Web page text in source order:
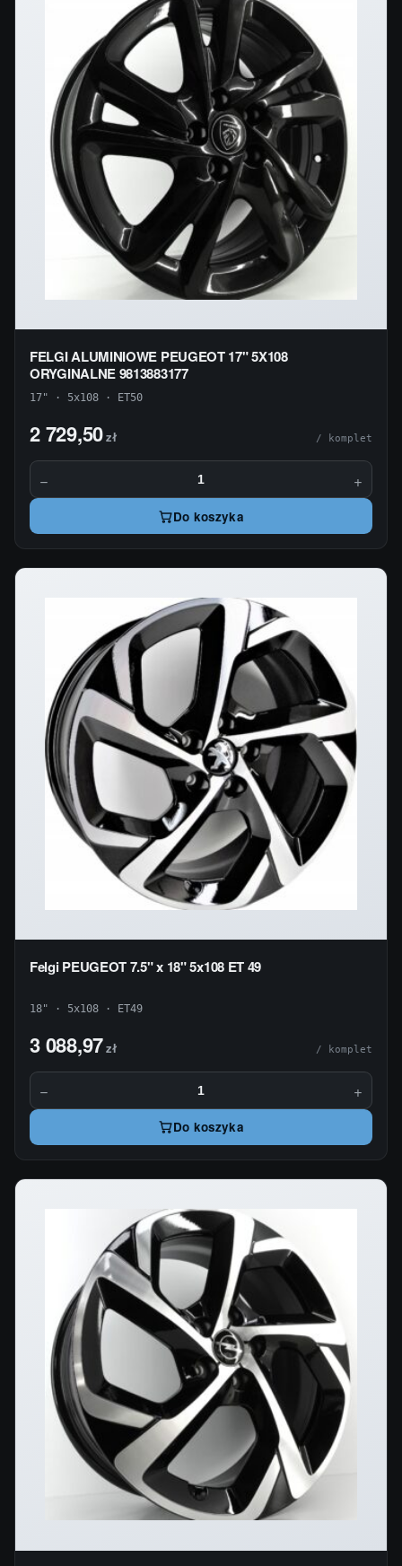
FELGI ALUMINIOWE PEUGEOT 17" 5X108
ORYGINALNE 9813883177
17" · 5x108 · ET50
2 729,50zł / komplet
− +
Do koszyka
Felgi PEUGEOT 7.5" x 18" 5x108 ET 49
18" · 5x108 · ET49
3 088,97zł / komplet
− +
Do koszyka